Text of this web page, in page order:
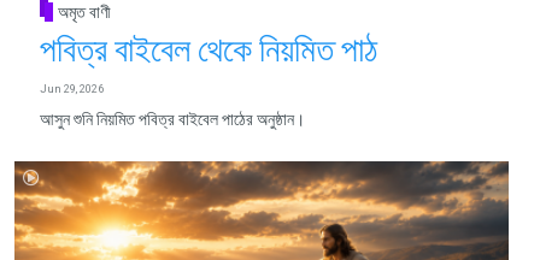
অমৃত বাণী
পবিত্র বাইবেল থেকে নিয়মিত পাঠ
Jun 29, 2026
আসুন শুনি নিয়মিত পবিত্র বাইবেল পাঠের অনুষ্ঠান।